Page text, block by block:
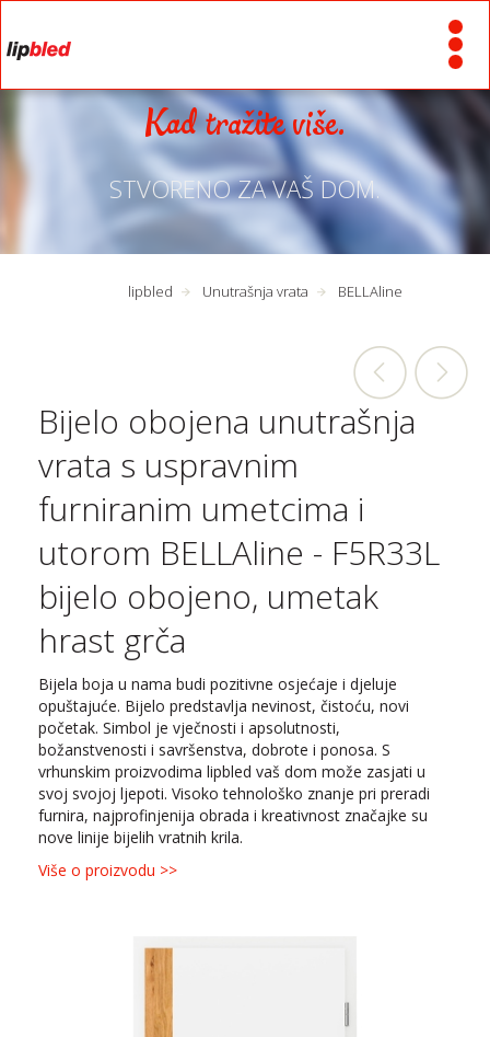
Kad tražite više.
STVORENO ZA VAŠ DOM.
lipbled Unutrašnja vrata BELLAline
Bijelo obojena unutrašnja
vrata s uspravnim
furniranim umetcima i
utorom BELLAline - F5R33L
bijelo obojeno, umetak
hrast grča
Bijela boja u nama budi pozitivne osjećaje i djeluje
opuštajuće. Bijelo predstavlja nevinost, čistoću, novi
početak. Simbol je vječnosti i apsolutnosti,
božanstvenosti i savršenstva, dobrote i ponosa. S
vrhunskim proizvodima lipbled vaš dom može zasjati u
svoj svojoj ljepoti. Visoko tehnološko znanje pri preradi
furnira, najprofinjenija obrada i kreativnost značajke su
nove linije bijelih vratnih krila.
Više o proizvodu >>